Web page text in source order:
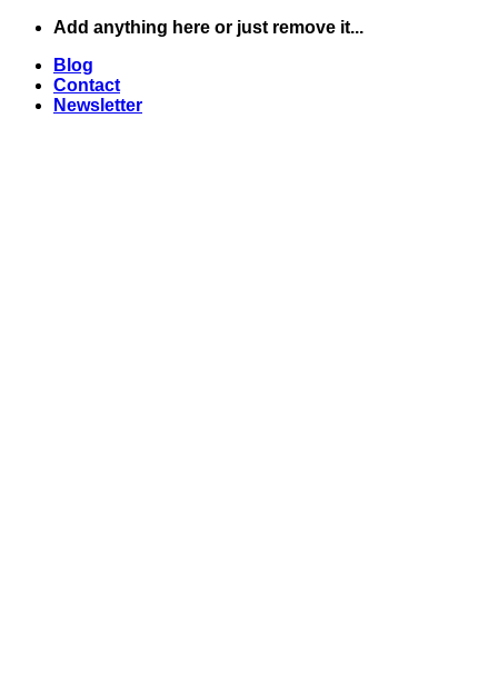
Skip
content
Add anything here or just remove it...
Blog
Contact
Newsletter